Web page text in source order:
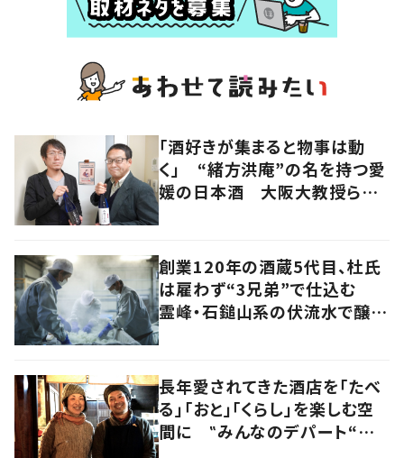
「酒好きが集まると物事は動
く」 “緒方洪庵”の名を持つ愛
媛の日本酒 大阪大教授らの
創業120年の酒蔵5代目、杜氏
は雇わず“3兄弟”で仕込む
霊峰・石鎚山系の伏流水で醸
長年愛されてきた酒店を「たべ
る」「おと」「くらし」を楽しむ空
間に ‟みんなのデパート“の